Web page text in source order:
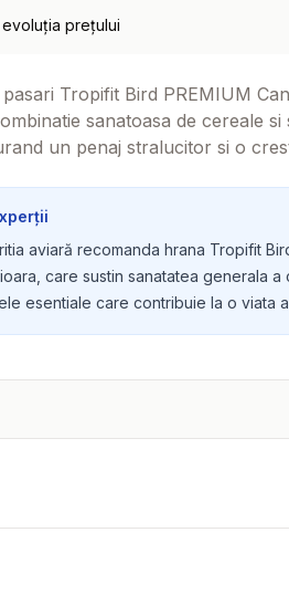
prețului
Tropifit Bird PREMIUM
sanatoasa de cereale
un penaj stralucitor si o
aviară recomanda hrana Tropifit
care sustin sanatatea generala
esentiale care contribuie la o viata